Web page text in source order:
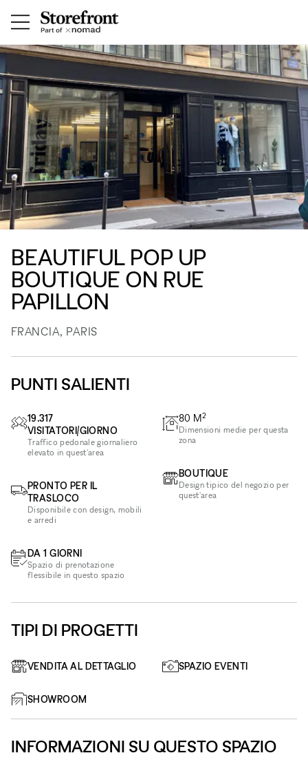
BEAUTIFUL POP UP
BOUTIQUE ON RUE
PAPILLON
FRANCIA, PARIS
PUNTI SALIENTI
19.317
VISITATORI/GIORNO
Traffico pedonale giornaliero
elevato in quest'area
PRONTO PER IL
TRASLOCO
Disponibile con design, mobili
e arredi
DA 1 GIORNI
Spazio di prenotazione
flessibile in questo spazio
80 M2
Dimensioni medie per questa
zona
BOUTIQUE
Design tipico del negozio per
quest'area
TIPI DI PROGETTI
VENDITA AL DETTAGLIO SPAZIO EVENTI
SHOWROOM
INFORMAZIONI SU QUESTO SPAZIO